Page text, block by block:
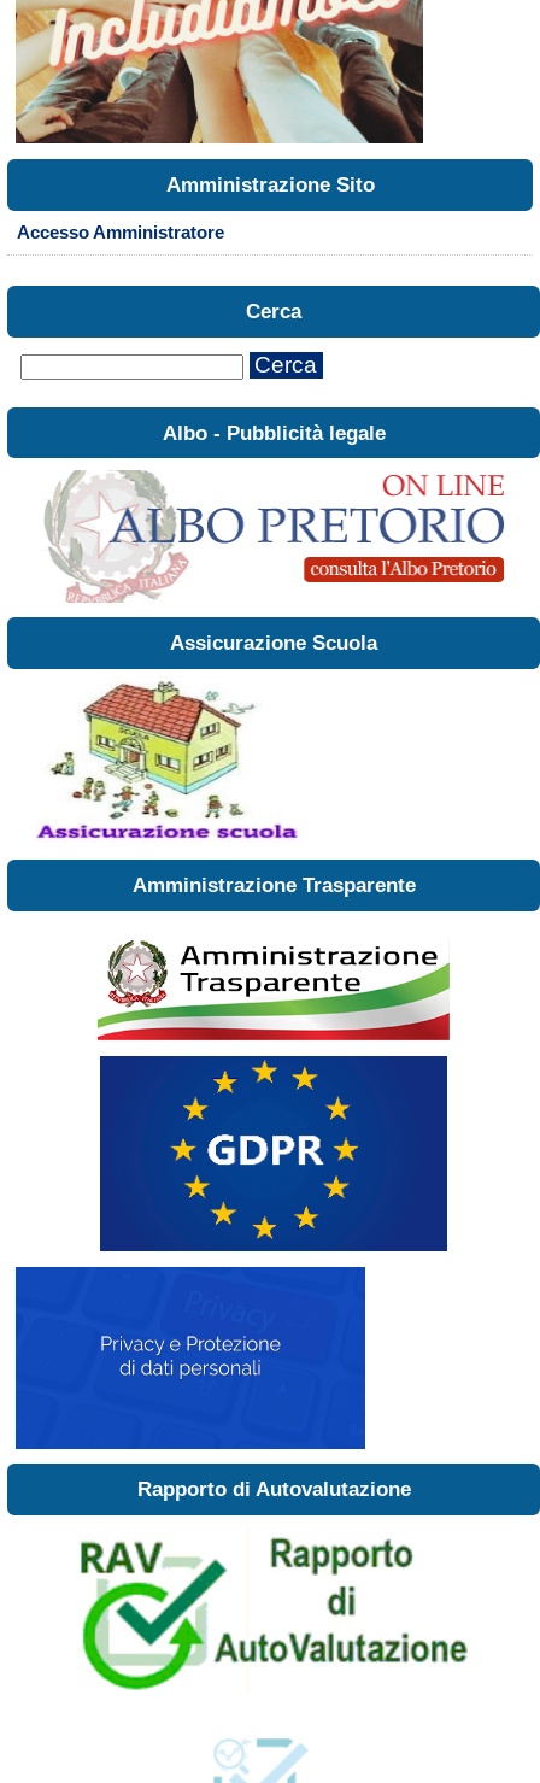
Amministrazione Sito
Accesso Amministratore
Cerca
Cerca
Albo - Pubblicità legale
Assicurazione Scuola
Amministrazione Trasparente
Rapporto di Autovalutazione